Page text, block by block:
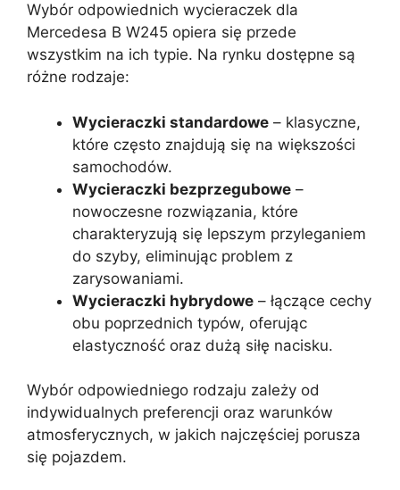
Wybór odpowiednich wycieraczek dla
Mercedesa B W245 opiera się przede
wszystkim na ich typie. Na rynku dostępne są
różne rodzaje:
Wycieraczki standardowe – klasyczne,
które często znajdują się na większości
samochodów.
Wycieraczki bezprzegubowe –
nowoczesne rozwiązania, które
charakteryzują się lepszym przyleganiem
do szyby, eliminując problem z
zarysowaniami.
Wycieraczki hybrydowe – łączące cechy
obu poprzednich typów, oferując
elastyczność oraz dużą siłę nacisku.
Wybór odpowiedniego rodzaju zależy od
indywidualnych preferencji oraz warunków
atmosferycznych, w jakich najczęściej porusza
się pojazdem.